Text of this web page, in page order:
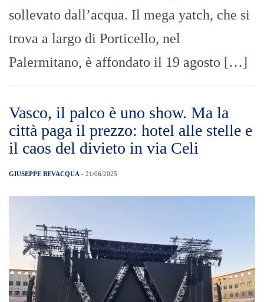
sollevato dall’acqua. Il mega yatch, che si
trova a largo di Porticello, nel
Palermitano, è affondato il 19 agosto […]
Vasco, il palco è uno show. Ma la
città paga il prezzo: hotel alle stelle e
il caos del divieto in via Celi
GIUSEPPE BEVACQUA - 21/06/2025